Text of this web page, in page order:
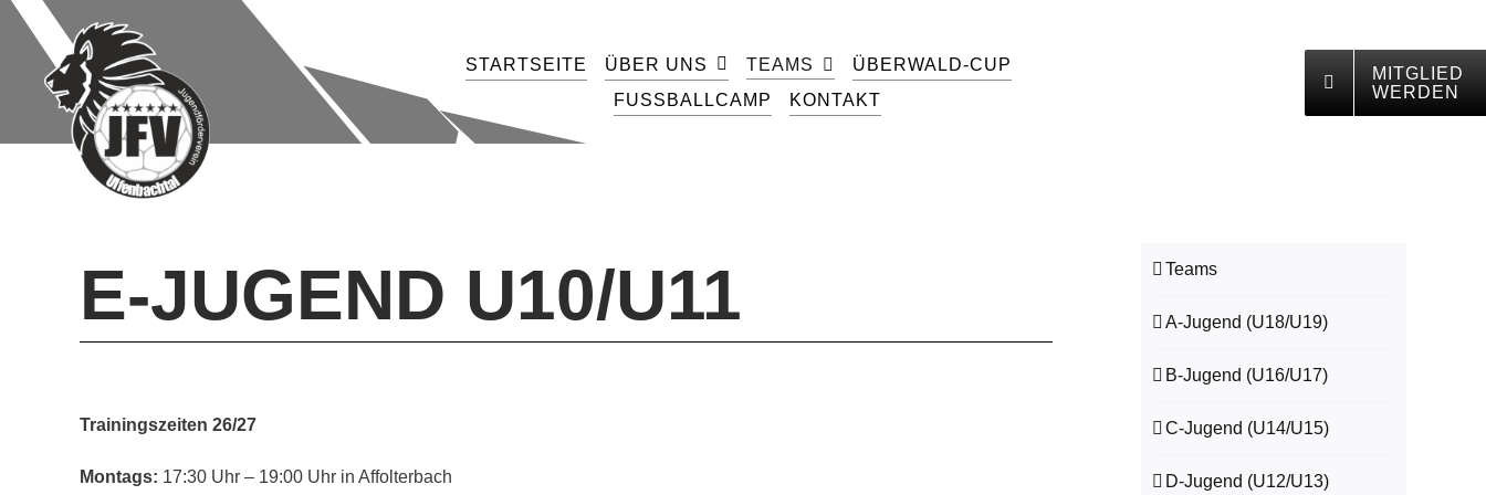
Skip
content
STARTSEITE ÜBER UNS TEAMS
ÜBERWALD-CUP
FUSSBALLCAMP
KONTAKT
MITGLIED
WERDEN
E-JUGEND U10/U11
Trainingszeiten 26/27
Montags: 17:30 Uhr – 19:00 Uhr in Affolterbach
Teams
A-Jugend (U18/U19)
B-Jugend (U16/U17)
C-Jugend (U14/U15)
D-Jugend (U12/U13)